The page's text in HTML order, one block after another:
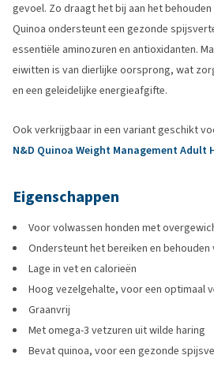
gevoel. Zo draagt het bij aan het
Quinoa ondersteunt een gezonde
essentiële aminozuren en antioxidanten.
eiwitten is van dierlijke oorsprong, wat
en een geleidelijke energieafgifte.
Ook verkrijgbaar in een variant geschikt
N&D Quinoa Weight Management Adult
Eigenschappen
Voor volwassen honden met
Ondersteunt het bereiken en
Lage in vet en calorieën
Hoog vezelgehalte, voor een optimaal
Graanvrij
Met omega-3 vetzuren uit wilde haring
Bevat quinoa, voor een gezonde